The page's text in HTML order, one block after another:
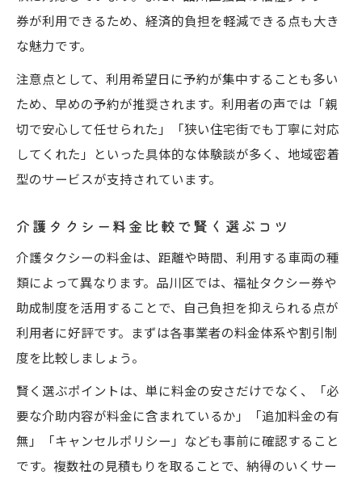
券が利用できるため、経済的負担を軽減できる点も大き
な魅力です。
注意点として、利用希望日に予約が集中することも多い
ため、早めの予約が推奨されます。利用者の声では「親
切で安心して任せられた」「狭い住宅街でも丁寧に対応
してくれた」といった具体的な体験談が多く、地域密着
型のサービスが支持されています。
介護タクシー料金比較で賢く選ぶコツ
介護タクシーの料金は、距離や時間、利用する車両の種
類によって異なります。品川区では、福祉タクシー券や
助成制度を活用することで、自己負担を抑えられる点が
利用者に好評です。まずは各事業者の料金体系や割引制
度を比較しましょう。
賢く選ぶポイントは、単に料金の安さだけでなく、「必
要な介助内容が料金に含まれているか」「追加料金の有
無」「キャンセルポリシー」なども事前に確認すること
です。複数社の見積もりを取ることで、納得のいくサー